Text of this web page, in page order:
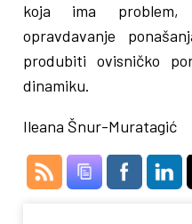
koja ima
opravdavanje
produbiti ovisničko
dinamiku.
Ileana Šnur-Muratagić